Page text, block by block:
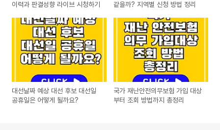
이력과 판결성향 라이브 시청하기
같을까? 지역별 신청 방법 정리
대선날짜 예상 대선 후보 대선일
공휴일은 어떻게 될까요?
국가 재난안전의무보험 가입 대상
부터 조회 방법까지 총정리